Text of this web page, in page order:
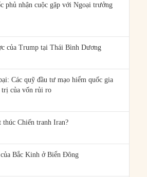
phủ nhận cuộc gặp với Ngoại trưởng
của Trump tại Thái Bình Dương
Các quỹ đầu tư mạo hiểm quốc gia
trị của vốn rủi ro
thúc Chiến tranh Iran?
Bắc Kinh ở Biển Đông